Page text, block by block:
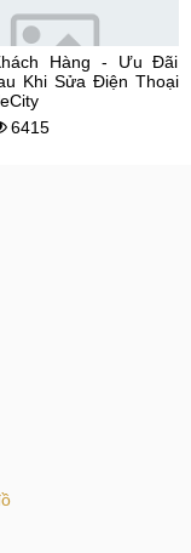
Hàng - Ưu Đãi
Khi Sửa Điện Thoại
6415